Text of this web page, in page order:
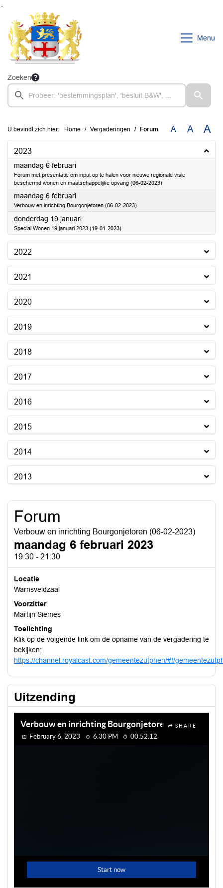
Ga naar de inhoud van deze pagina
Ga naar het zoeken
Ga naar het menu
Menu
Zoeken
U bevindt zich hier: Home Vergaderingen Forum A A A
2023
maandag 6 februari2023
Forum met presentatie om input op te halen voor nieuwe regionale visie
beschermd wonen en maatschappelijke opvang (06-02-2023)
maandag 6 februari2023
Verbouw en inrichting Bourgonjetoren (06-02-2023)
donderdag 19 januari2023
Special Wonen 19 januari 2023 (19-01-2023)
2022
2021
2020
2019
2018
2017
2016
2015
2014
2013
Forum
Verbouw en inrichting Bourgonjetoren (06-02-2023)
maandag 6 februari 2023
19:30 - 21:30
Locatie
Warnsveldzaal
Voorzitter
Martijn Siemes
Toelichting
Klik op de volgende link om de opname van de vergadering te
bekijken:
https://channel.royalcast.com/gemeentezutphen/#!/
Uitzending